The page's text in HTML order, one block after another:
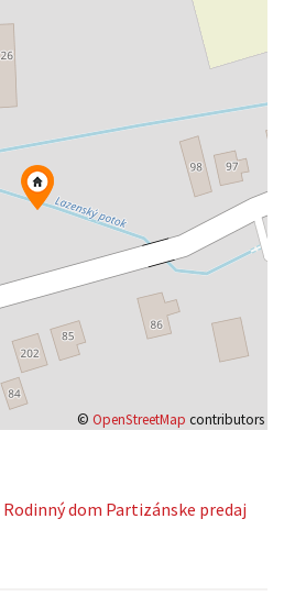
© OpenStreetMap contributors
Rodinný dom Partizánske predaj